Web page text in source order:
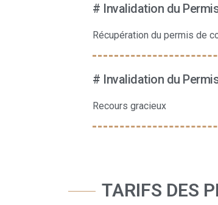
# Invalidation du
Récupération du permis de
# Invalidation du
Recours gracieux
TARIFS DES